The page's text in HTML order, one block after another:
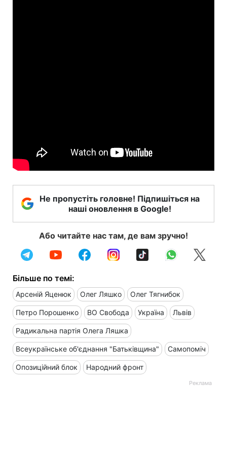
Не пропустіть головне! Підпишіться на
наші оновлення в Google!
Або читайте нас там, де вам зручно!
Більше по темі:
Арсеній Яценюк Олег Ляшко Олег Тягнибок
Петро Порошенко ВО Свобода Україна Львів
Радикальна партія Олега Ляшка
Всеукраїнське об'єднання "Батьківщина" Самопоміч
Опозиційний блок Народний фронт